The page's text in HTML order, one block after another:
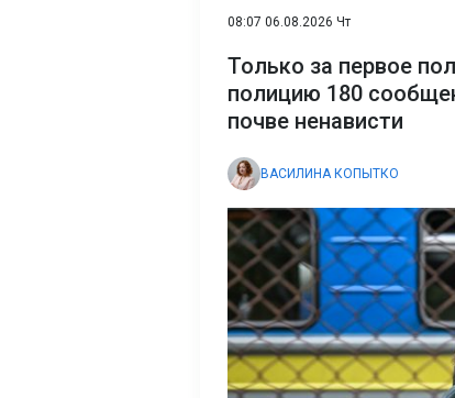
08:07 06.08.2026 Чт
Только за первое
полицию 180
почве ненависти
ВАСИЛИНА КОПЫТКО